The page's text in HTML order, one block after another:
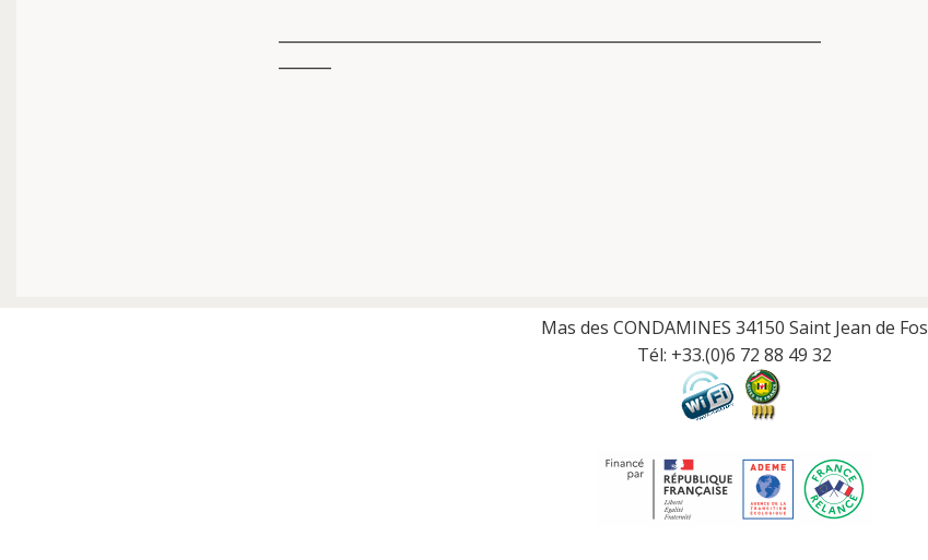
Mas des CONDAMINES 34150 Saint Jean de Fos
Tél: +33.(0)6 72 88 49 32